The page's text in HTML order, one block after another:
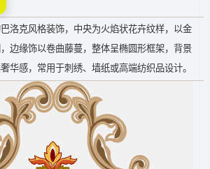
洛克风格装饰，中央为火焰状花卉纹样，以金
边缘饰以卷曲藤蔓，整体呈椭圆形框架，背景
华感，常用于刺绣、墙纸或高端纺织品设计。